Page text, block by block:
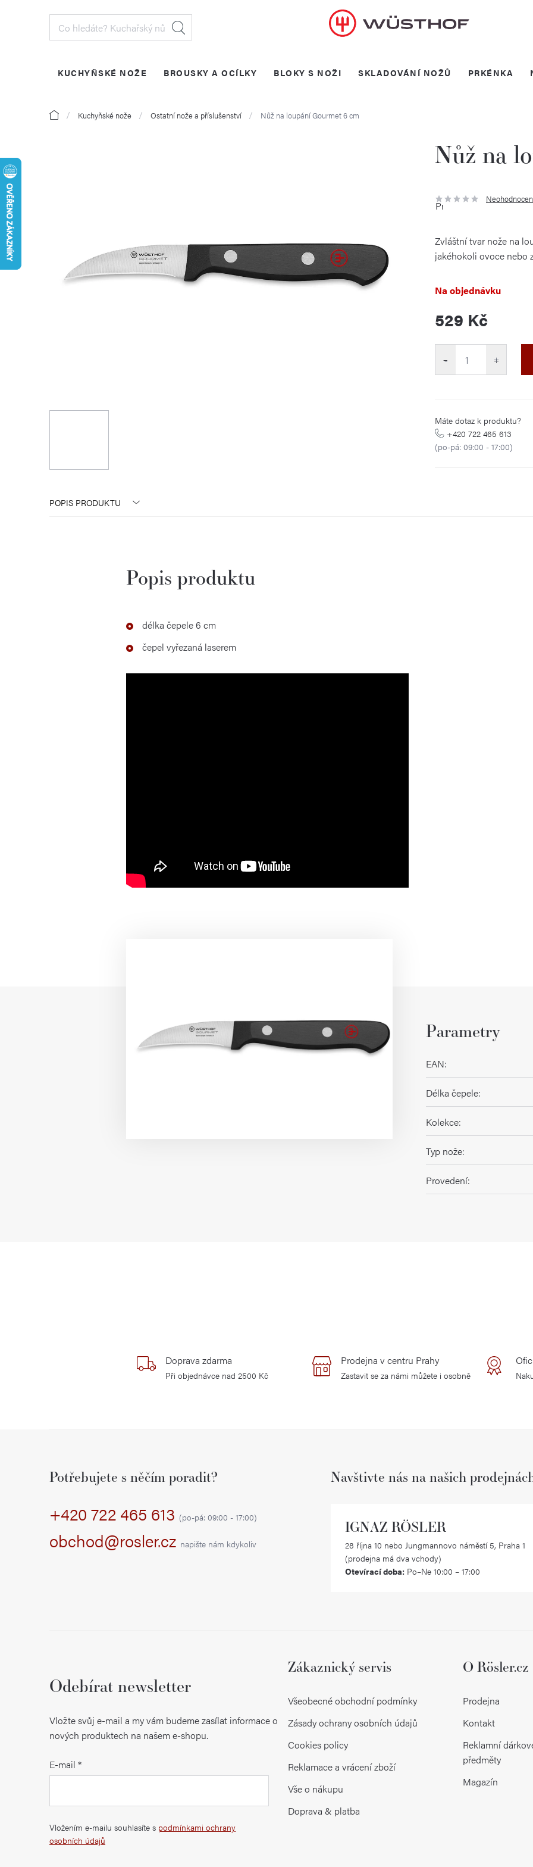
KUCHYŇSKÉ NOŽE BROUSKY A OCÍLKY BLOKY S NOŽI SKLADOVÁNÍ NOŽŮ PRKÉNKA
Domů Kuchyňské nože Ostatní nože a příslušenství Nůž na loupání Gourmet 6 cm
Nůž na
Průměrné
hodnocení
0,0
z
5
hvězdiček.
Zvláštní tvar nože na
jakéhokoli ovoce nebo
Na objednávku
529 Kč
Měrná
cena:
+
−
Máte dotaz k produktu?
+420 722 465 613
(po-pá: 09:00 - 17:00)
POPIS PRODUKTU
Popis produktu
délka čepele 6 cm
čepel vyřezaná laserem
Parametry
EAN:
Délka čepele:
Kolekce:
Typ nože:
Provedení:
Doprava zdarma
Při objednávce nad 2500 Kč
Prodejna v centru Prahy
Zastavit se za námi můžete i osobně
Potřebujete s něčím poradit?
+420 722 465 613 (po-pá: 09:00 - 17:00)
obchod@rosler.cz napište nám kdykoliv
Navštivte nás na našich
IGNAZ RÖSLER
28 října 10 nebo Jungmannovo náměstí 5, Praha 1
(prodejna má dva vchody)
Otevírací doba: Po–Ne 10:00 – 17:00
Odebírat newsletter
Vložte svůj e-mail a my vám budeme zasílat informace o
nových produktech na našem e-shopu.
E-mail
Vložením e-mailu souhlasíte s podmínkami ochrany
osobních údajů
Zákaznický servis
Všeobecné obchodní podmínky
Zásady ochrany osobních údajů
Cookies policy
Reklamace a vrácení zboží
Vše o nákupu
Doprava & platba
O Rösler.cz
Prodejna
Kontakt
Reklamní
předměty
Magazín